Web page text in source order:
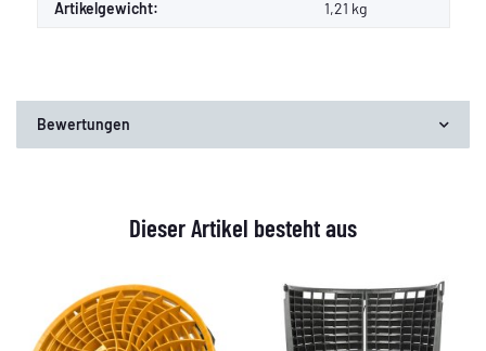
Artikelgewicht: 1,21 kg
Bewertungen
Dieser Artikel besteht aus